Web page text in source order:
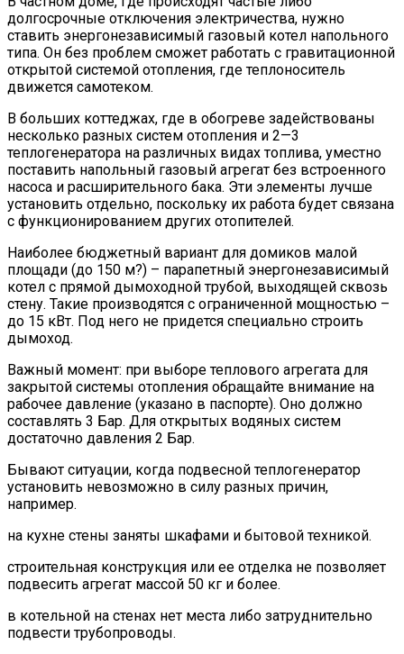
долгосрочные отключения электричества, нужно
ставить энергонезависимый газовый котел напольного
типа. Он без проблем сможет работать с гравитационной
открытой системой отопления, где теплоноситель
движется самотеком.
В больших коттеджах, где в обогреве задействованы
несколько разных систем отопления и 2—3
теплогенератора на различных видах топлива, уместно
поставить напольный газовый агрегат без встроенного
насоса и расширительного бака. Эти элементы лучше
установить отдельно, поскольку их работа будет связана
с функционированием других отопителей.
Наиболее бюджетный вариант для домиков малой
площади (до 150 м?) – парапетный энергонезависимый
котел с прямой дымоходной трубой, выходящей сквозь
стену. Такие производятся с ограниченной мощностью –
до 15 кВт. Под него не придется специально строить
дымоход.
Важный момент: при выборе теплового агрегата для
закрытой системы отопления обращайте внимание на
рабочее давление (указано в паспорте). Оно должно
составлять 3 Бар. Для открытых водяных систем
достаточно давления 2 Бар.
Бывают ситуации, когда подвесной теплогенератор
установить невозможно в силу разных причин,
например.
на кухне стены заняты шкафами и бытовой техникой.
строительная конструкция или ее отделка не позволяет
подвесить агрегат массой 50 кг и более.
в котельной на стенах нет места либо затруднительно
подвести трубопроводы.